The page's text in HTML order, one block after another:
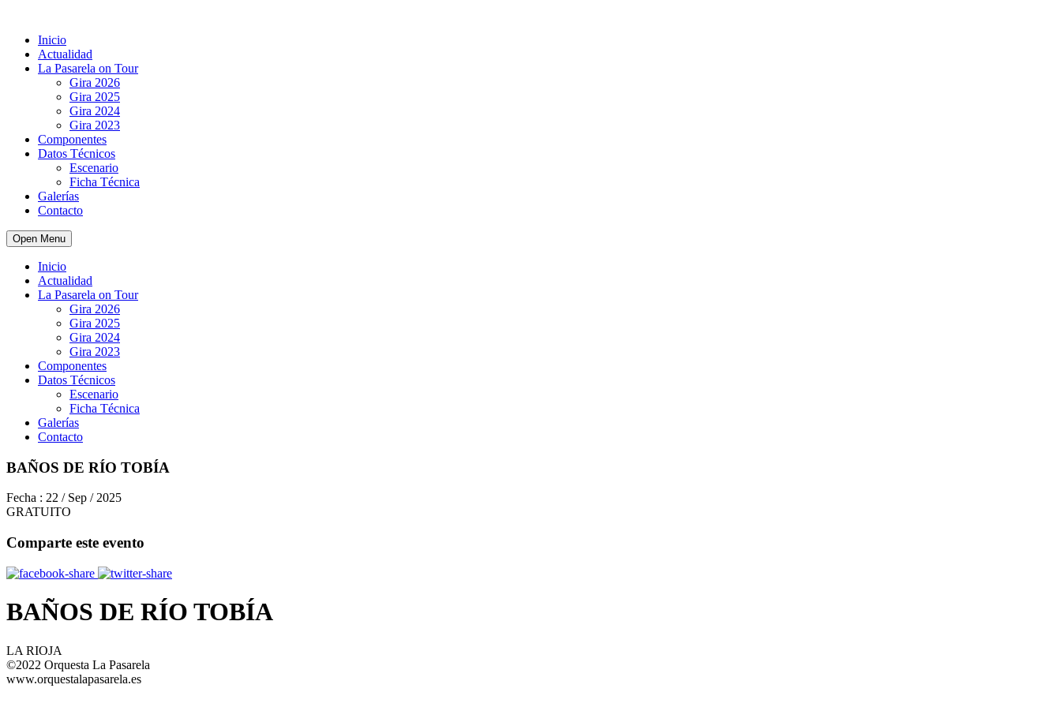
Inicio
Actualidad
La Pasarela on Tour
Gira 2026
Gira 2025
Gira 2024
Gira 2023
Componentes
Datos Técnicos
Escenario
Ficha Técnica
Galerías
Contacto
Open Menu
Inicio
Actualidad
La Pasarela on Tour
Gira 2026
Gira 2025
Gira 2024
Gira 2023
Componentes
Datos Técnicos
Escenario
Ficha Técnica
Galerías
Contacto
BAÑOS DE RÍO TOBÍA
Fecha : 22 / Sep / 2025
GRATUITO
Comparte este evento
BAÑOS DE RÍO TOBÍA
LA RIOJA
©2022 Orquesta La Pasarela
www.orquestalapasarela.es